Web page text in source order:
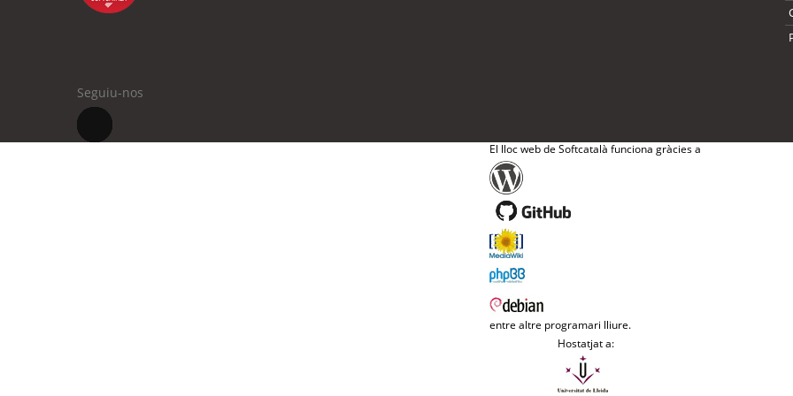
Seguiu-nos
El lloc web de Softcatalà funciona gràcies a
entre altre programari lliure.
Hostatjat a: